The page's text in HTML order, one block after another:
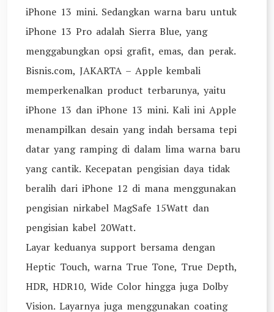
iPhone 13 mini. Sedangkan warna baru untuk
iPhone 13 Pro adalah Sierra Blue, yang
menggabungkan opsi grafit, emas, dan perak.
Bisnis.com, JAKARTA – Apple kembali
memperkenalkan product terbarunya, yaitu
iPhone 13 dan iPhone 13 mini. Kali ini Apple
menampilkan desain yang indah bersama tepi
datar yang ramping di dalam lima warna baru
yang cantik. Kecepatan pengisian daya tidak
beralih dari iPhone 12 di mana menggunakan
pengisian nirkabel MagSafe 15Watt dan
pengisian kabel 20Watt.
Layar keduanya support bersama dengan
Heptic Touch, warna True Tone, True Depth,
HDR, HDR10, Wide Color hingga juga Dolby
Vision. Layarnya juga menggunakan coating